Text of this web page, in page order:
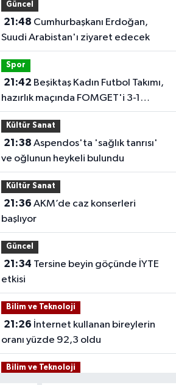
Güncel
21:48
Suudi Arabistan'ı ziyaret edecek
Spor
21:42
hazırlık maçında FOMGET'i 3-1
mağlup etti
Kültür Sanat
21:38
ve oğlunun heykeli bulundu
Kültür Sanat
21:36
başlıyor
Güncel
21:34
etkisi
Bilim ve Teknoloji
21:26
oranı yüzde 92,3 oldu
Bilim ve Teknoloji